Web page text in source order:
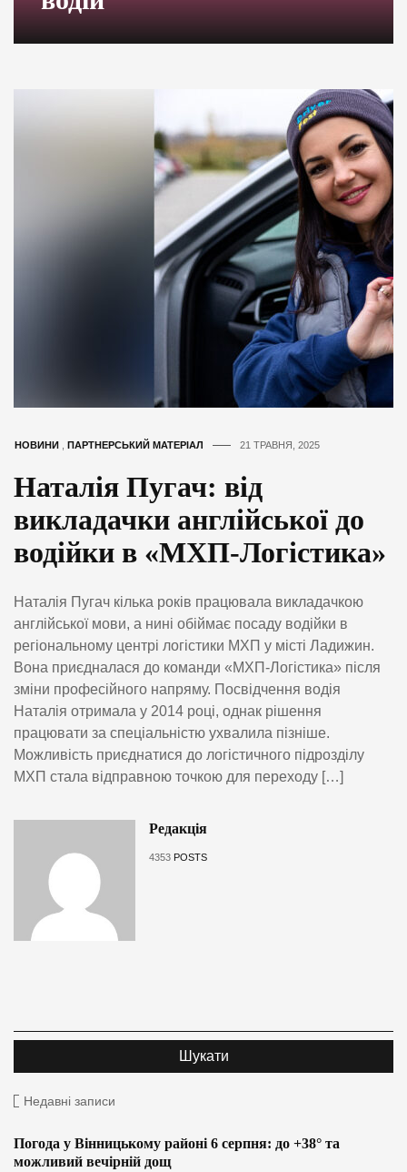
НОВИНИ ПАРТНЕРСЬКИЙ МАТЕРІАЛ 21 ТРАВНЯ, 2025
Наталія Пугач: від
викладачки англійської до
водійки в «МХП-Логістика»
Наталія Пугач кілька років працювала викладачкою
англійської мови, а нині обіймає посаду водійки в
регіональному центрі логістики МХП у місті Ладижин.
Вона приєдналася до команди «МХП-Логістика» після
зміни професійного напряму. Посвідчення водія
Наталія отримала у 2014 році, однак рішення
працювати за спеціальністю ухвалила пізніше.
Можливість приєднатися до логістичного підрозділу
МХП стала відправною точкою для переходу […]
Редакція
4353 POSTS
Недавні записи
Погода у Вінницькому районі 6 серпня: до +38° та
можливий вечірній дощ